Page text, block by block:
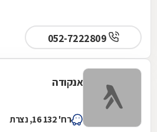
אנקודה
רח' 132 16, נצרת